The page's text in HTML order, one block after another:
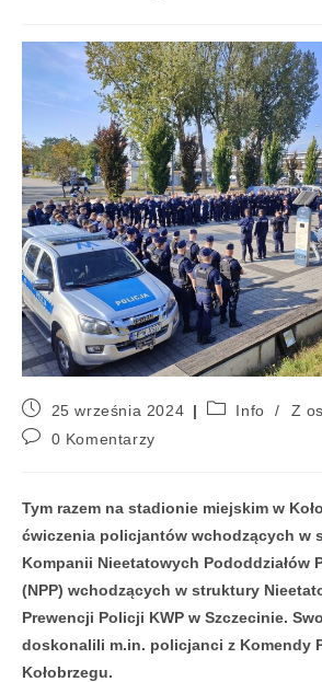
25 września 2024 Info /
Z
0 Komentarzy
Tym razem na stadionie miejskim w
ćwiczenia policjantów wchodzących w
Kompanii Nieetatowych Pododdziałów
(NPP) wchodzących w struktury
Prewencji Policji KWP w Szczecinie.
doskonalili m.in. policjanci z Komendy
Kołobrzegu.